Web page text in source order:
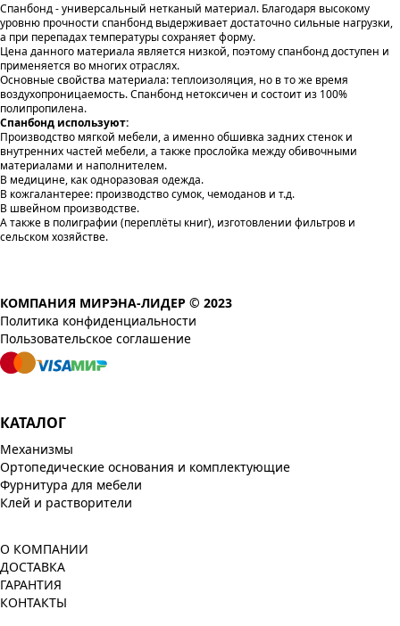
Спанбонд - универсальный нетканый материал. Благодаря высокому
уровню прочности спанбонд выдерживает достаточно сильные нагрузки,
а при перепадах температуры сохраняет форму.
Цена данного материала является низкой, поэтому спанбонд доступен и
применяется во многих отраслях.
Основные свойства материала: теплоизоляция, но в то же время
воздухопроницаемость. Спанбонд нетоксичен и состоит из 100%
полипропилена.
Спанбонд используют:
Производство мягкой мебели, а именно обшивка задних стенок и
внутренних частей мебели, а также прослойка между обивочными
материалами и наполнителем.
В медицине, как одноразовая одежда.
В кожгалантерее: производство сумок, чемоданов и т.д.
В швейном производстве.
А также в полиграфии (переплёты книг), изготовлении фильтров и
сельском хозяйстве.
КОМПАНИЯ МИРЭНА-ЛИДЕР © 2023
Политика конфиденциальности
Пользовательское соглашение
КАТАЛОГ
Механизмы
Ортопедические основания и комплектующие
Фурнитура для мебели
Клей и растворители
О КОМПАНИИ
ДОСТАВКА
ГАРАНТИЯ
КОНТАКТЫ